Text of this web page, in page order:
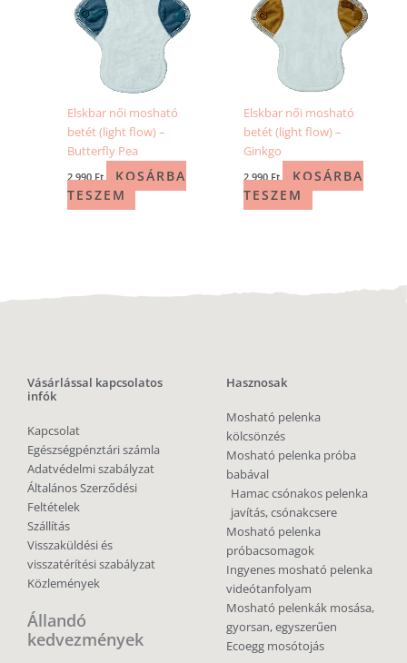
Elskbar női mosható
betét (light flow) –
Butterfly Pea
2 990 Ft
KOSÁRBA
TESZEM
Elskbar női mosható
betét (light flow) –
Ginkgo
2 990 Ft
KOSÁRBA
TESZEM
Vásárlással kapcsolatos
infók
Kapcsolat
Egészségpénztári számla
Adatvédelmi szabályzat
Általános Szerződési
Feltételek
Szállítás
Visszaküldési és
visszatérítési szabályzat
Közlemények
Állandó
kedvezmények
Hasznosak
Mosható pelenka
kölcsönzés
Mosható pelenka próba
babával
Hamac csónakos pelenka
javítás, csónakcsere
Mosható pelenka
próbacsomagok
Ingyenes mosható pelenka
videótanfolyam
Mosható pelenkák mosása,
gyorsan, egyszerűen
Ecoegg mosótojás